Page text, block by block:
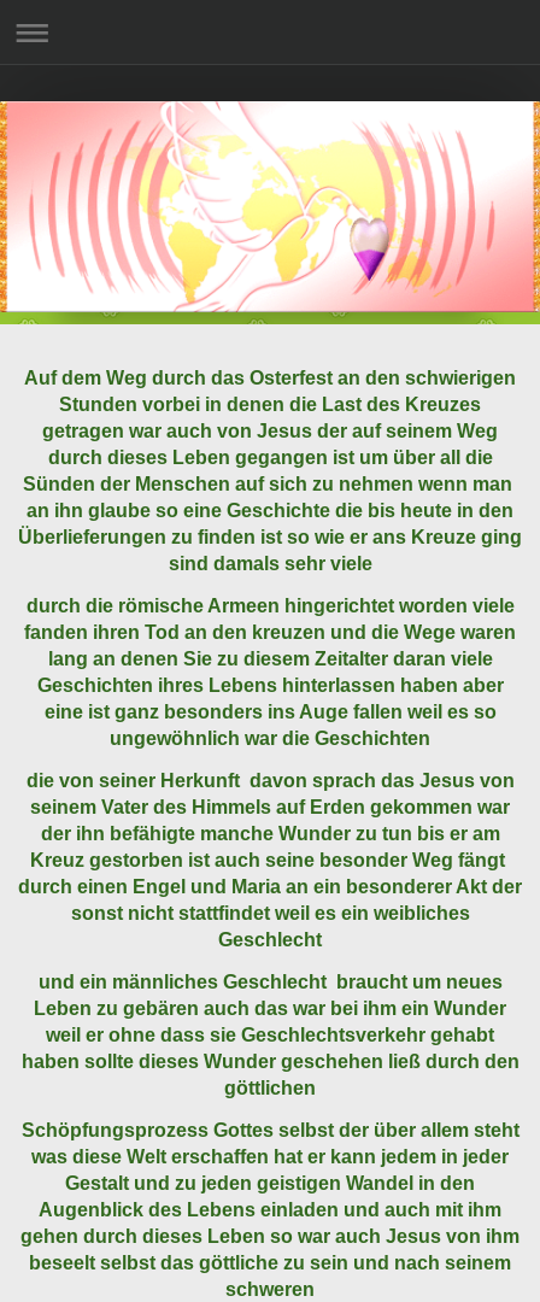
Auf dem Weg durch das Osterfest an den schwierigen
Stunden vorbei in denen die Last des Kreuzes
getragen war auch von Jesus der auf seinem Weg
durch dieses Leben gegangen ist um über all die
Sünden der Menschen auf sich zu nehmen wenn man
an ihn glaube so eine Geschichte die bis heute in den
Überlieferungen zu finden ist so wie er ans Kreuze ging
sind damals sehr viele
durch die römische Armeen hingerichtet worden viele
fanden ihren Tod an den kreuzen und die Wege waren
lang an denen Sie zu diesem Zeitalter daran viele
Geschichten ihres Lebens hinterlassen haben aber
eine ist ganz besonders ins Auge fallen weil es so
ungewöhnlich war die Geschichten
die von seiner Herkunft davon sprach das Jesus von
seinem Vater des Himmels auf Erden gekommen war
der ihn befähigte manche Wunder zu tun bis er am
Kreuz gestorben ist auch seine besonder Weg fängt
durch einen Engel und Maria an ein besonderer Akt der
sonst nicht stattfindet weil es ein weibliches
Geschlecht
und ein männliches Geschlecht braucht um neues
Leben zu gebären auch das war bei ihm ein Wunder
weil er ohne dass sie Geschlechtsverkehr gehabt
haben sollte dieses Wunder geschehen ließ durch den
göttlichen
Schöpfungsprozess Gottes selbst der über allem steht
was diese Welt erschaffen hat er kann jedem in jeder
Gestalt und zu jeden geistigen Wandel in den
Augenblick des Lebens einladen und auch mit ihm
gehen durch dieses Leben so war auch Jesus von ihm
beseelt selbst das göttliche zu sein und nach seinem
schweren